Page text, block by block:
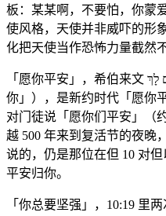
板：某某啊，不要怕，你蒙
使风格，天使并非威吓的形
化把天使当作恐怖力量截然不
你」），是新约时代「愿你
对门徒说「愿你们平安」（
越 500 年来到复活节的夜晚
说的，仍是那位在但 10 对但
平安归你。
「你总要坚强」，10:19 里